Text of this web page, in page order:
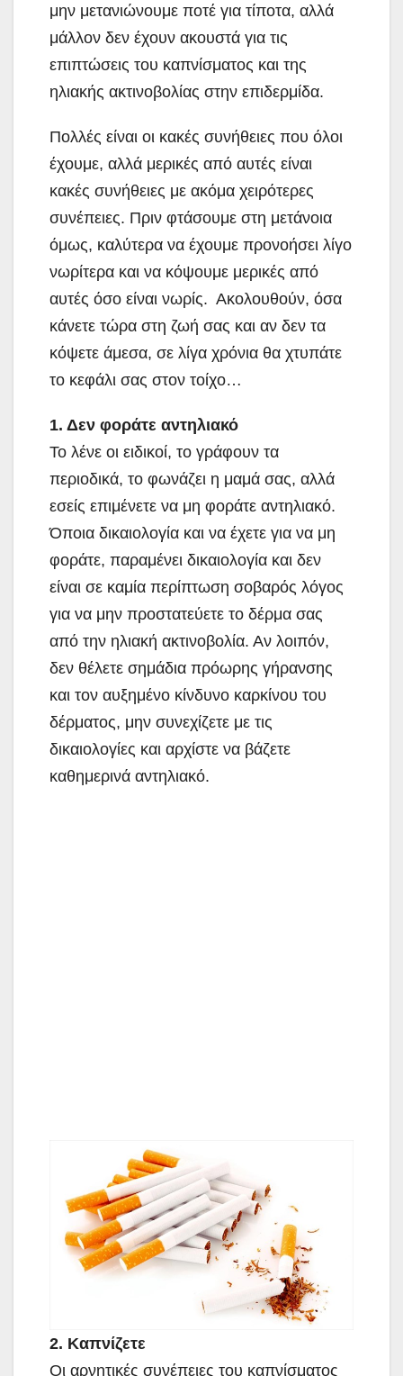
μην μετανιώνουμε ποτέ για τίποτα, αλλά
μάλλον δεν έχουν ακουστά για τις
επιπτώσεις του καπνίσματος και της
ηλιακής ακτινοβολίας στην επιδερμίδα.
Πολλές είναι οι κακές συνήθειες που όλοι
έχουμε, αλλά μερικές από αυτές είναι
κακές συνήθειες με ακόμα χειρότερες
συνέπειες. Πριν φτάσουμε στη μετάνοια
όμως, καλύτερα να έχουμε προνοήσει λίγο
νωρίτερα και να κόψουμε μερικές από
αυτές όσο είναι νωρίς. Ακολουθούν, όσα
κάνετε τώρα στη ζωή σας και αν δεν τα
κόψετε άμεσα, σε λίγα χρόνια θα χτυπάτε
το κεφάλι σας στον τοίχο…
1. Δεν φοράτε αντηλιακό
Το λένε οι ειδικοί, το γράφουν τα
περιοδικά, το φωνάζει η μαμά σας, αλλά
εσείς επιμένετε να μη φοράτε αντηλιακό.
Όποια δικαιολογία και να έχετε για να μη
φοράτε, παραμένει δικαιολογία και δεν
είναι σε καμία περίπτωση σοβαρός λόγος
για να μην προστατεύετε το δέρμα σας
από την ηλιακή ακτινοβολία. Αν λοιπόν,
δεν θέλετε σημάδια πρόωρης γήρανσης
και τον αυξημένο κίνδυνο καρκίνου του
δέρματος, μην συνεχίζετε με τις
δικαιολογίες και αρχίστε να βάζετε
καθημερινά αντηλιακό.
2. Καπνίζετε
Οι αρνητικές συνέπειες του καπνίσματος